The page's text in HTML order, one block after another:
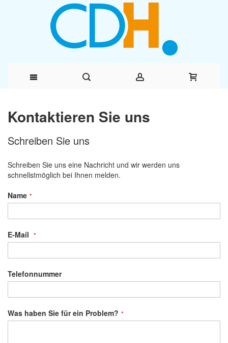
zum
Inhalt
Kontaktieren Sie uns
Schreiben Sie uns
Schreiben Sie uns eine Nachricht und wir werden uns
schnellstmöglich bei Ihnen melden.
Name
E-Mail
Telefonnummer
Was haben Sie für ein Problem?